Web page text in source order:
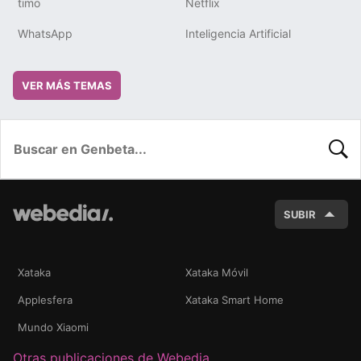
WhatsApp Inteligencia Artificial
VER MÁS TEMAS
SUBIR
Xataka Xataka Móvil
Applesfera Xataka Smart Home
Mundo Xiaomi